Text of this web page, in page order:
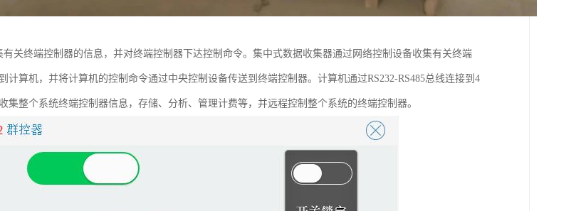
关终端控制器的信息，并对终端控制器下达控制命令。集中式数据收集器通过网络控制设备收集有关终端
计算机，并将计算机的控制命令通过中央控制设备传送到终端控制器。计算机通过RS232-RS485总线连接到4
集整个系统终端控制器信息，存储、分析、管理计费等，并远程控制整个系统的终端控制器。